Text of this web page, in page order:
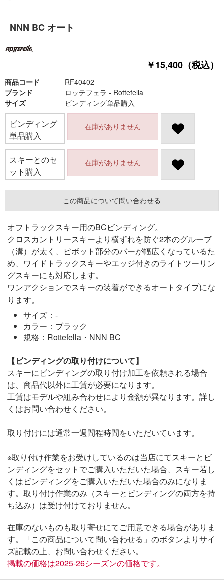
NNN BC オート
￥15,400（税込）
商品コード
RF40402
ブランド
ロッテフェラ - Rottefella
サイズ
ビンディング単品購入
ビンディング
単品購入
在庫がありません
スキーとのセ
ット購入
在庫がありません
この商品について問い合わせる
オフトラックスキー用のBCビンディング。
クロスカントリースキーより横ずれを防ぐ2本のグルーブ
（溝）が太く、ピボット部分のバーが幅広くなっているた
め、ワイドトラックスキーやエッジ付きのライトツーリン
グスキーにも対応します。
ワンアクションでスキーの装着ができるオートタイプにな
ります。
サイズ：-
カラー：ブラック
規格：Rottefella・NNN BC
【ビンディングの取り付けについて】
スキーにビンディングの取り付け加工を依頼される場合
は、商品代以外に工賃が必要になります。
工賃はモデルや組み合わせにより金額が異なります。詳し
くはお問い合わせください。
取り付けには通常一週間程時間をいただいています。
※取り付け作業をお受けしているのは当店にてスキーとビ
ンディングをセットでご購入いただいた場合、スキー若し
くはビンディングをご購入いただいた場合のみになりま
す。取り付け作業のみ（スキーとビンディングの両方を持
ち込み）は受け付けておりません。
在庫のないものも取り寄せにてご用意できる場合がありま
す。「この商品について問い合わせる」のボタンよりサイ
ズ記載の上、お問い合わせください。
掲載の価格は2025-26シーズンの価格です。